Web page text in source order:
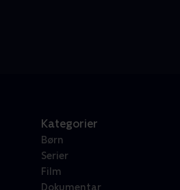
Kategorier
Børn
Serier
Film
Dokumentar